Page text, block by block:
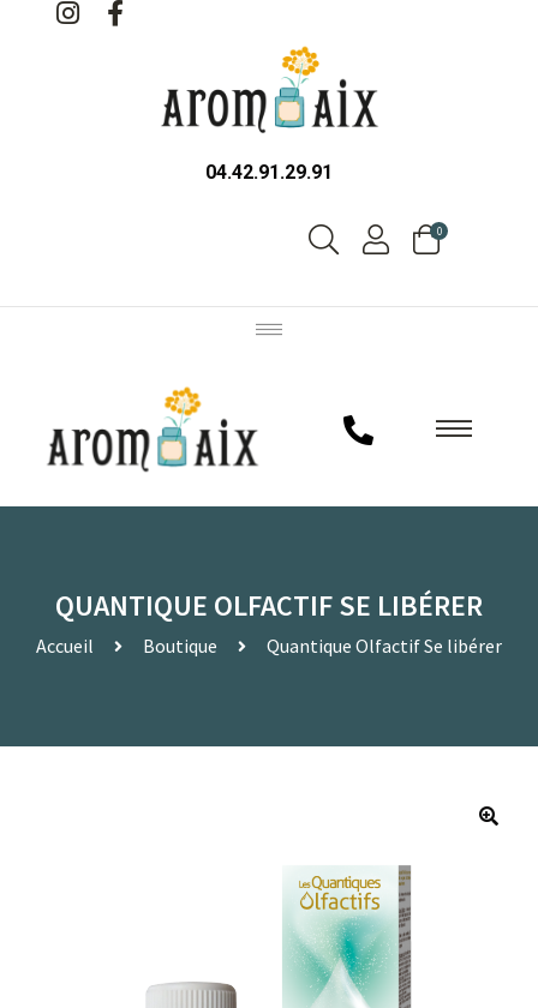
04.42.91.29.91
0
QUANTIQUE OLFACTIF SE LIBÉRER
Accueil Boutique Quantique Olfactif Se libérer